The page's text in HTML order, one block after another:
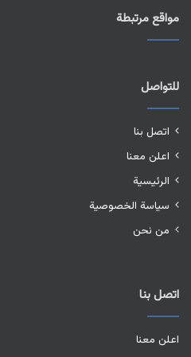
مواقع مرتبطة
للتواصل
اتصل بنا
اعلن معنا
الرئيسية
سياسة الخصوصية
من نحن
اتصل بنا
اعلن معنا